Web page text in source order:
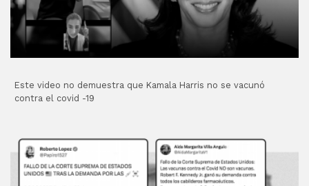
Este video no demuestra que Kamala Harris no se vacunó
contra el covid -19